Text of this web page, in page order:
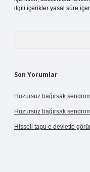
ilgili içerikler yasal süre
Son Yorumlar
Huzursuz bağırsak
Huzursuz bağırsak
Hisseli tapu e devlette